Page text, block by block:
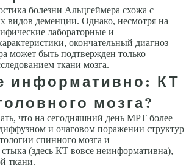
болезни Альцгеймера схожа с
видов деменции. Однако, несмотря на
лабораторные и
окончательный диагноз
может быть подтвержден только
ткани мозга.
информативно: КТ
мозга?
что на сегодняшний день МРТ более
и очаговом поражении структур
спинного мозга и
(здесь КТ вовсе неинформативна),
ткани.